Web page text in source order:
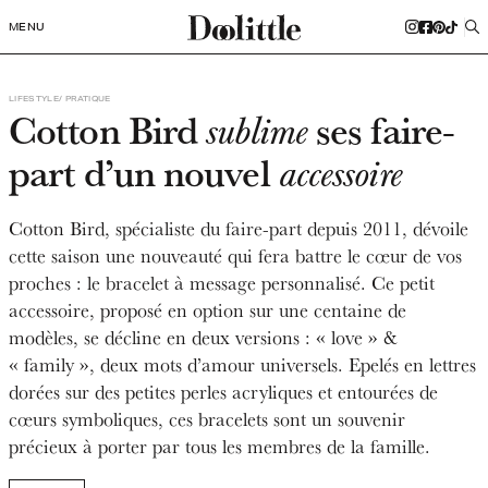
MENU
LIFESTYLE PRATIQUE
Cotton Birdsublimeses faire-
part d’un nouvelaccessoire
Cotton Bird, spécialiste du faire-part depuis 2011, dévoile
cette saison une nouveauté qui fera battre le cœur de vos
proches : le bracelet à message personnalisé. Ce petit
accessoire, proposé en option sur une centaine de
modèles, se décline en deux versions : « love » &
« family », deux mots d’amour universels. Epelés en lettres
dorées sur des petites perles acryliques et entourées de
cœurs symboliques, ces bracelets sont un souvenir
précieux à porter par tous les membres de la famille.